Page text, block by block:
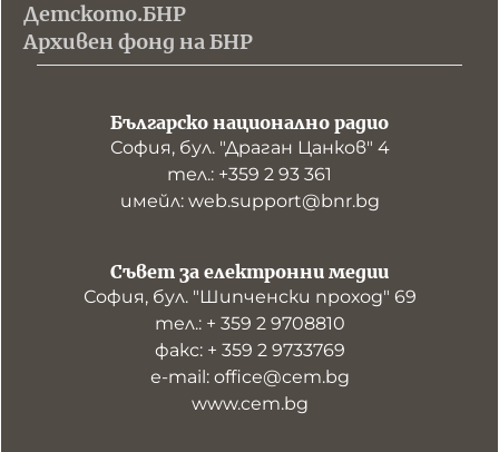
Детското.БНР
Архивен фонд на БНР
Българско национално радио
София, бул. "Драган Цанков" 4
тел.: +359 2 93 361
имейл: web.support@bnr.bg
Съвет за електронни медии
София, бул. "Шипченски проход" 69
тел.: + 359 2 9708810
факс: + 359 2 9733769
е-mail: office@cem.bg
www.cem.bg